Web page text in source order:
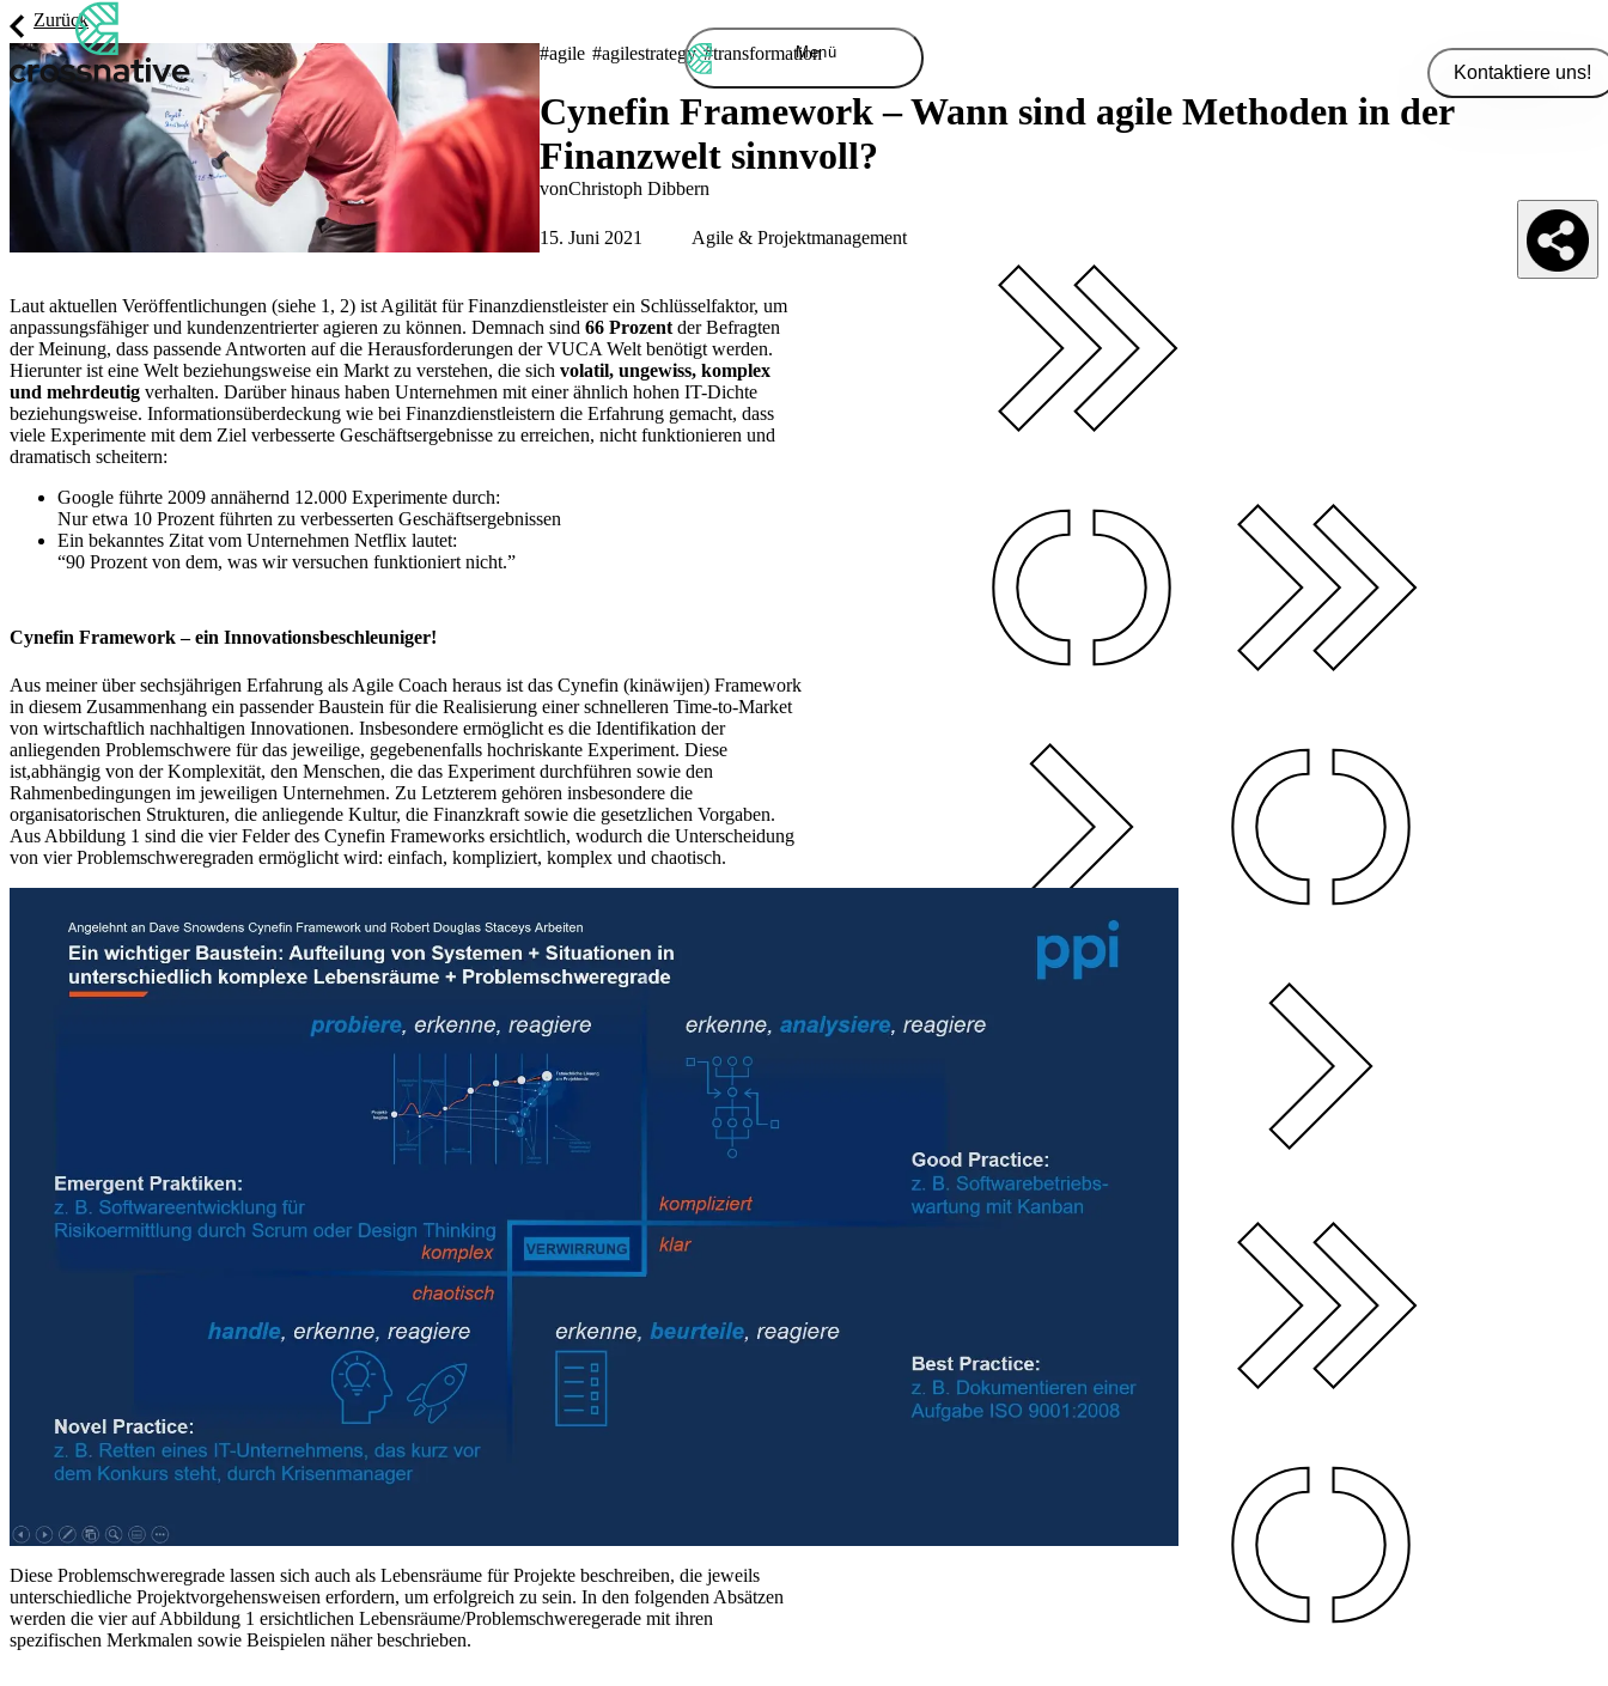
Kontaktiere uns!
Menü
Zurück
#agile #agilestrategy #transformation
Cynefin Framework – Wann sind agile Methoden in der
Finanzwelt sinnvoll?
vonChristoph Dibbern
15. Juni 2021 Agile & Projektmanagement
Laut aktuellen Veröffentlichungen (siehe 1, 2) ist Agilität für Finanzdienstleister ein Schlüsselfaktor, um
anpassungsfähiger und kundenzentrierter agieren zu können. Demnach sind 66 Prozentder Befragten
der Meinung, dass passende Antworten auf die Herausforderungen derVUCAWelt benötigt werden.
Hierunter ist eine Welt beziehungsweise ein Markt zu verstehen, die sich volatil, ungewiss, komplex
und mehrdeutig verhalten. Darüber hinaus haben Unternehmen mit einer ähnlich hohen IT-Dichte
beziehungsweise. Informationsüberdeckung wie bei Finanzdienstleistern die Erfahrung gemacht, dass
viele Experimente mit dem Ziel verbesserte Geschäftsergebnisse zu erreichen, nicht funktionieren und
dramatisch scheitern:
Google führte 2009 annähernd 12.000 Experimente durch:
Nur etwa 10 Prozent führten zu verbesserten Geschäftsergebnissen
Ein bekanntes Zitat vom Unternehmen Netflix lautet:
“90 Prozent von dem, was wir versuchen funktioniert nicht.”
Cynefin Framework – ein Innovationsbeschleuniger!
Aus meiner über sechsjährigen Erfahrung als Agile Coach heraus ist das Cynefin (kinäwijen) Framework
in diesem Zusammenhang ein passender Baustein für die Realisierung einer schnelleren Time-to-Market
von wirtschaftlich nachhaltigen Innovationen. Insbesondere ermöglicht es die Identifikation der
anliegenden Problemschwere für das jeweilige, gegebenenfalls hochriskante Experiment. Diese
ist,abhängig von der Komplexität, den Menschen, die das Experiment durchführen sowie den
Rahmenbedingungen im jeweiligen Unternehmen. Zu Letzterem gehören insbesondere die
organisatorischen Strukturen, die anliegende Kultur, die Finanzkraft sowie die gesetzlichen Vorgaben.
Aus Abbildung 1 sind die vier Felder des Cynefin Frameworks ersichtlich, wodurch die Unterscheidung
von vier Problemschweregraden ermöglicht wird: einfach, kompliziert, komplex und chaotisch.
Diese Problemschweregrade lassen sich auch als Lebensräume für Projekte beschreiben, die jeweils
unterschiedliche Projektvorgehensweisen erfordern, um erfolgreich zu sein. In den folgenden Absätzen
werden die vier auf Abbildung 1 ersichtlichen Lebensräume/Problemschweregerade mit ihren
spezifischen Merkmalen sowie Beispielen näher beschrieben.